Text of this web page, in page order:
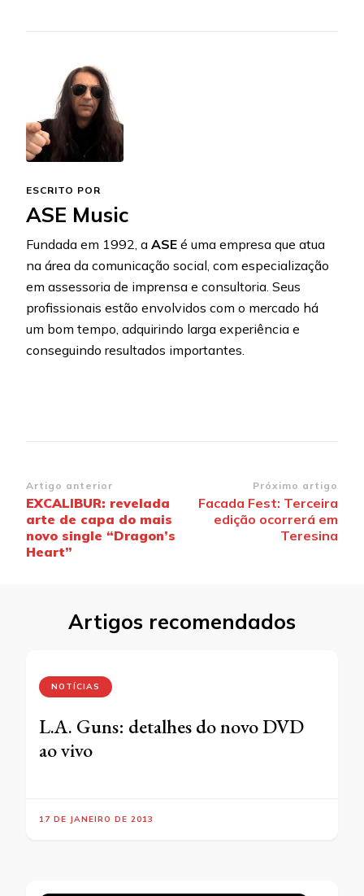
ESCRITO POR
ASE Music
Fundada em 1992, a ASE é uma empresa que atua
na área da comunicação social, com especialização
em assessoria de imprensa e consultoria. Seus
profissionais estão envolvidos com o mercado há
um bom tempo, adquirindo larga experiência e
conseguindo resultados importantes.
Navegação
de
post
Artigo anterior
EXCALIBUR: revelada
arte de capa do mais
novo single “Dragon’s
Heart”
Próximo artigo
Facada Fest: Terceira
edição ocorrerá em
Teresina
Artigos recomendados
NOTÍCIAS
L.A. Guns: detalhes do novo DVD
ao vivo
17 DE JANEIRO DE 2013